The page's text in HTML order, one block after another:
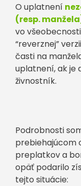
O uplatnení
(resp.
vo
“reverznej”
časti na
uplatnení, ak
živnostník.
Podrobnosti
prebiehajúcom
preplatkov a
opäť podarilo
tejto situácie: